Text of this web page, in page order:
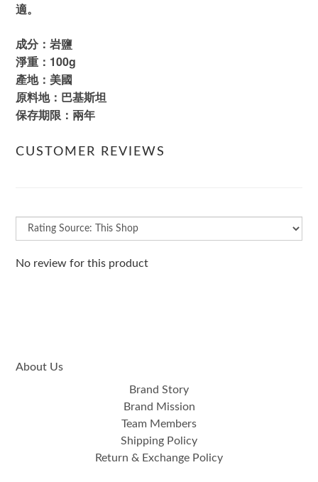
適。
成分：岩鹽
淨重：100g
產地：美國
原料地：巴基斯坦
保存期限：兩年
CUSTOMER REVIEWS
No review for this product
About Us
Brand Story
Brand Mission
Team Members
Shipping Policy
Return & Exchange Policy